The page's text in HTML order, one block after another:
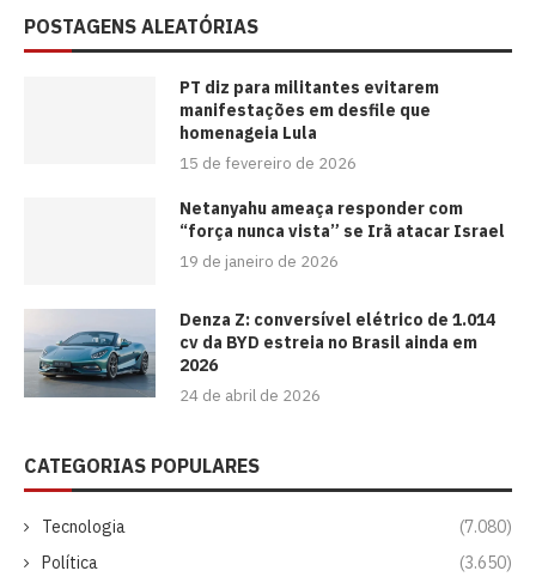
POSTAGENS ALEATÓRIAS
PT diz para militantes evitarem
manifestações em desfile que
homenageia Lula
15 de fevereiro de 2026
Netanyahu ameaça responder com
“força nunca vista” se Irã atacar Israel
19 de janeiro de 2026
Denza Z: conversível elétrico de 1.014
cv da BYD estreia no Brasil ainda em
2026
24 de abril de 2026
CATEGORIAS POPULARES
Tecnologia
(7.080)
Política
(3.650)